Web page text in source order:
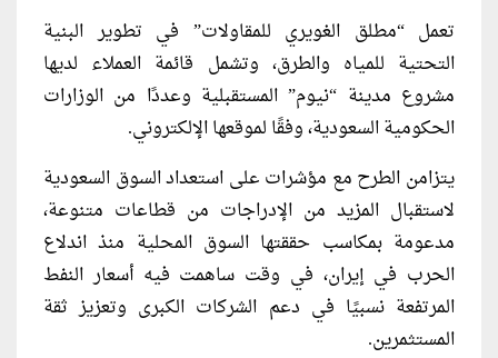
تعمل “مطلق الغويري للمقاولات” في تطوير البنية
التحتية للمياه والطرق، وتشمل قائمة العملاء لديها
مشروع مدينة “نيوم” المستقبلية وعددًا من الوزارات
الحكومية السعودية، وفقًا لموقعها الإلكتروني.
يتزامن الطرح مع مؤشرات على استعداد السوق السعودية
لاستقبال المزيد من الإدراجات من قطاعات متنوعة،
مدعومة بمكاسب حققتها السوق المحلية منذ اندلاع
الحرب في إيران، في وقت ساهمت فيه أسعار النفط
المرتفعة نسبيًا في دعم الشركات الكبرى وتعزيز ثقة
المستثمرين.